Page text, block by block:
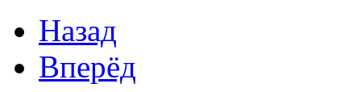
Назад
Вперёд